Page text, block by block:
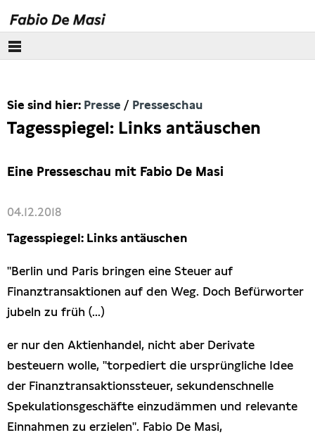
Europäisches Parlament
Presse
Pressebilder
Artikel
Publikationen
Anfragen (Archivseite)
Sie sind hier: Presse Presseschau
Tagesspiegel: Links antäuschen
Eine Presseschau mit Fabio De Masi
04.12.2018
Tagesspiegel: Links antäuschen
"Berlin und Paris bringen eine Steuer auf
Finanztransaktionen auf den Weg. Doch Befürworter
jubeln zu früh (...)
er nur den Aktienhandel, nicht aber Derivate
besteuern wolle, "torpediert die ursprüngliche Idee
der Finanztransaktionssteuer, sekundenschnelle
Spekulationsgeschäfte einzudämmen und relevante
Einnahmen zu erzielen". Fabio De Masi,